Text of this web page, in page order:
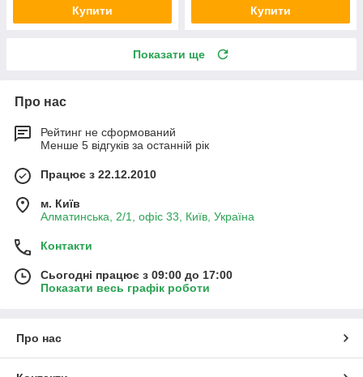
Купити Купити
Показати ще
Про нас
Рейтинг не сформований
Менше 5 відгуків за останній рік
Працює з 22.12.2010
м. Київ
Алматинська, 2/1, офіс 33, Київ, Україна
Контакти
Сьогодні працює з 09:00 до 17:00
Показати весь графік роботи
Про нас